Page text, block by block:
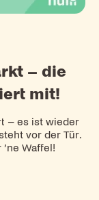
– die
mit!
– es ist wieder
vor der Tür.
Waffel!